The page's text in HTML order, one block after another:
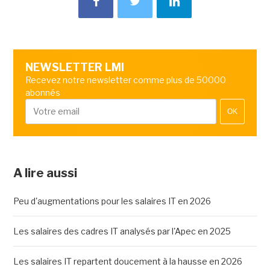
NEWSLETTER LMI
Recevez notre newsletter comme plus de 50000
abonnés
OK
A lire aussi
Peu d'augmentations pour les salaires IT en 2026
Les salaires des cadres IT analysés par l'Apec en 2025
Les salaires IT repartent doucement à la hausse en 2026